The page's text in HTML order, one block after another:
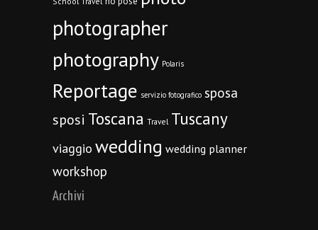
photographer
photography Polaris
Reportage servizio fotografico sposa
sposi Toscana Travel Tuscany
viaggio wedding wedding planner
workshop
Archivi